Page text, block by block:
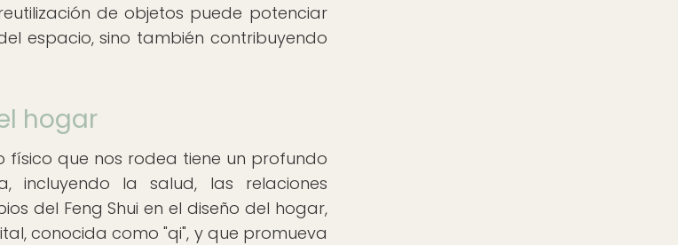
de objetos puede potenciar
espacio, sino también contribuyendo
hogar
físico que nos rodea tiene un profundo
la salud, las relaciones
del Feng Shui en el diseño del hogar,
conocida como "qi", y que promueva